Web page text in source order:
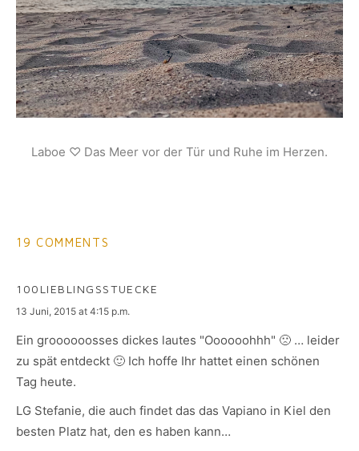
Laboe ♡ Das Meer vor der Tür und Ruhe im Herzen.
19 COMMENTS
100LIEBLINGSSTUECKE
says:
13 Juni, 2015 at 4:15 p.m.
Ein groooooosses dickes lautes "Oooooohhh" 🙁 … leider
zu spät entdeckt 🙂 Ich hoffe Ihr hattet einen schönen
Tag heute.
LG Stefanie, die auch findet das das Vapiano in Kiel den
besten Platz hat, den es haben kann…